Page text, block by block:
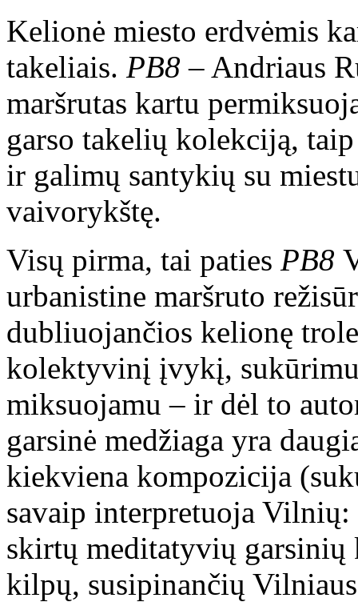
Kelionė miesto erdvėmis
takeliais. PB8 – Andriaus
maršrutas kartu
garso takelių kolekciją,
ir galimų santykių su
vaivorykštę.
Visų pirma, tai paties PB8
urbanistine maršruto
dubliuojančios kelionę
kolektyvinį įvykį,
miksuojamu – ir dėl to
garsinė medžiaga yra
kiekviena kompozicija
savaip interpretuoja
skirtų meditatyvių
kilpų, susipinančių